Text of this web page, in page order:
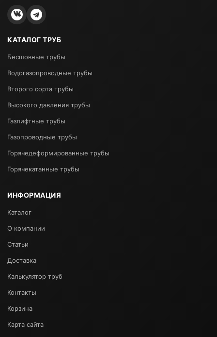
КАТАЛОГ ТРУБ
Бесшовные трубы
Водогазопроводные трубы
Второго сорта трубы
Высокого давления трубы
Газлифтные трубы
Газопроводные трубы
Горячедеформированные трубы
Горячекатанные трубы
ИНФОРМАЦИЯ
Каталог
О компании
Статьи
Доставка
Калькулятор труб
Контакты
Корзина
Карта сайта